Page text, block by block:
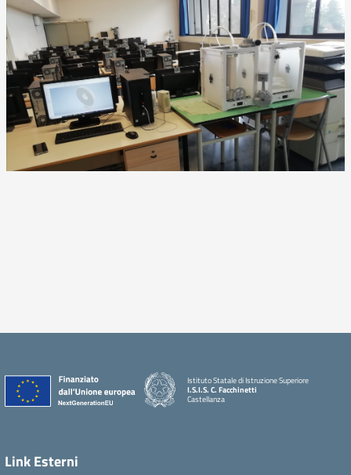
Istituto Statale di Istruzione Superiore
I.S.I.S. C. Facchinetti
Castellanza
Link Esterni